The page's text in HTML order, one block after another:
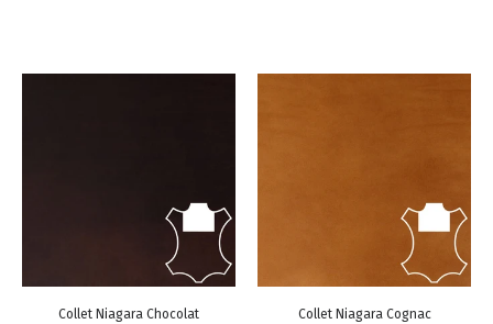
Collet Niagara Chocolat
Collet Niagara Cognac